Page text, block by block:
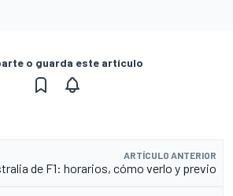
o guarda este artículo
ARTÍCULO ANTERIOR
de F1: horarios, cómo verlo y previo